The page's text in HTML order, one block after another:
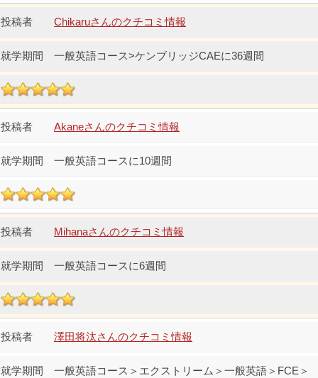
Chikaruさんのクチコミ情報
一般英語コース>ケンブリッジCAEに36週間
Akaneさんのクチコミ情報
一般英語コースに10週間
Mihanaさんのクチコミ情報
一般英語コースに6週間
澤田将汰さんのクチコミ情報
一般英語コース＞エクストリーム＞一般英語＞FCE＞